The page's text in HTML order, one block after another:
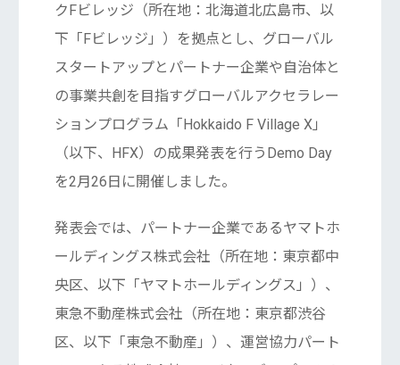
クFビレッジ（所在地：北海道北広島市、以
下「Fビレッジ」）を拠点とし、グローバル
スタートアップとパートナー企業や自治体と
の事業共創を目指すグローバルアクセラレー
ションプログラム「Hokkaido F Village X」
（以下、HFX）の成果発表を行うDemo Day
を2月26日に開催しました。
発表会では、パートナー企業であるヤマトホ
ールディングス株式会社（所在地：東京都中
央区、以下「ヤマトホールディングス」）、
東急不動産株式会社（所在地：東京都渋谷
区、以下「東急不動産」）、運営協力パート